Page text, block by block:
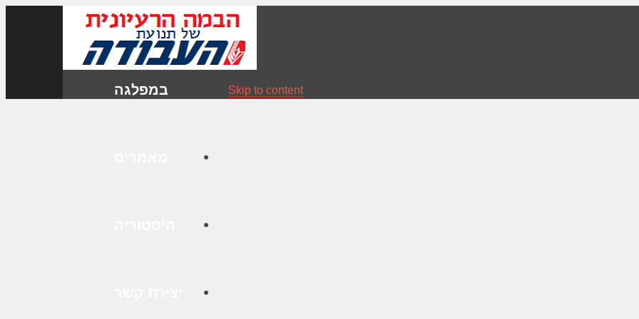
במפלגה Skip to content